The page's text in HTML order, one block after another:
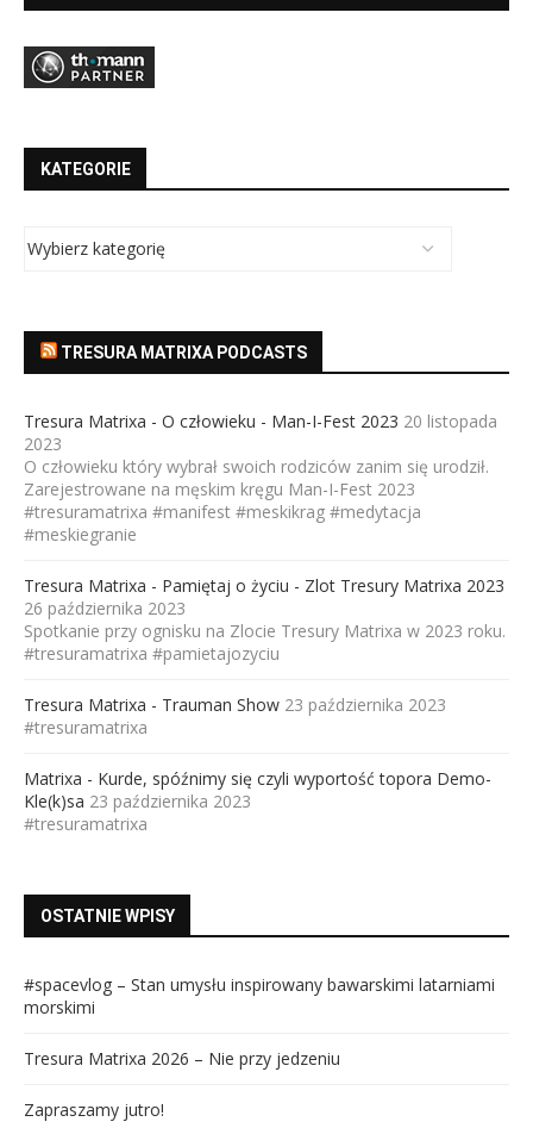
KATEGORIE
TRESURA MATRIXA PODCASTS
Tresura Matrixa - O człowieku - Man-I-Fest 2023 20 listopada
2023
O człowieku który wybrał swoich rodziców zanim się urodził.
Zarejestrowane na męskim kręgu Man-I-Fest 2023
#tresuramatrixa #manifest #meskikrag #medytacja
#meskiegranie
Tresura Matrixa - Pamiętaj o życiu - Zlot Tresury Matrixa 2023
26 października 2023
Spotkanie przy ognisku na Zlocie Tresury Matrixa w 2023 roku.
#tresuramatrixa #pamietajozyciu
Tresura Matrixa - Trauman Show 23 października 2023
#tresuramatrixa
Matrixa - Kurde, spóźnimy się czyli wyportość topora Demo-
Kle(k)sa 23 października 2023
#tresuramatrixa
OSTATNIE WPISY
#spacevlog – Stan umysłu inspirowany bawarskimi latarniami
morskimi
Tresura Matrixa 2026 – Nie przy jedzeniu
Zapraszamy jutro!